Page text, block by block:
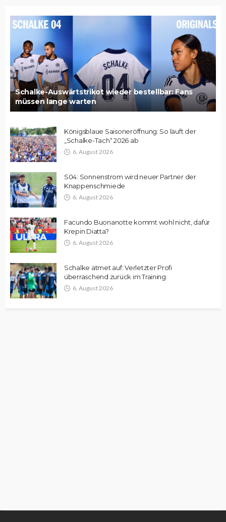
Schalke-Auswärtstrikot wieder bestellbar: Fans
müssen lange warten
Königsblaue Saisoneröffnung: So läuft der
„Schalke-Tach“ 2026 ab
6. August 2026
S04: Sonnenstrom wird neuer Partner der
Knappenschmiede
6. August 2026
Facundo Buonanotte kommt wohl nicht, dafür
Krepin Diatta?
6. August 2026
Schalke atmet auf: Verletzter Profi
überraschend zurück im Training
6. August 2026